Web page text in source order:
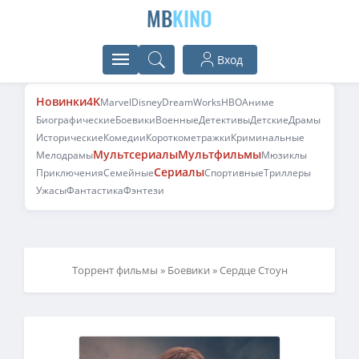
MBKINO
Вход
Новинки4KMarvelDisneyDreamWorksHBOАниме
БиографическиеБоевикиВоенныеДетективыДетскиеДрамы
ИсторическиеКомедииКороткометражкиКриминальные
МелодрамыМультсериалыМультфильмыМюзиклы
ПриключенияСемейныеСериалыСпортивныеТриллеры
УжасыФантастикаФэнтези
Торрент фильмы » Боевики » Сердце Стоун